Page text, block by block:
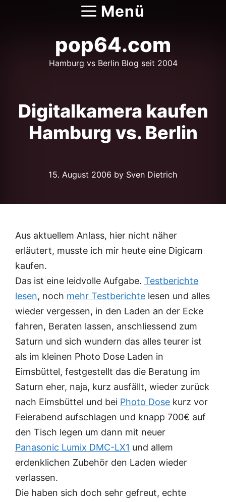
Menü
pop64.com
Hamburg vs Berlin Blog seit 2004
Digitalkamera kaufen
Hamburg vs. Berlin
15. August 2006 by Sven Dietrich
Aus aktuellem Anlass, hier nicht näher
erläutert, musste ich mir heute eine Digicam
kaufen.
Das ist eine leidvolle Aufgabe. Testberichte
lesen, noch mehr Testberichte lesen und alles
wieder vergessen, in den Laden an der Ecke
fahren, Beraten lassen, anschliessend zum
Saturn und sich wundern das alles teurer ist
als im kleinen Photo Dose Laden in
Eimsbüttel, festgestellt das die Beratung im
Saturn eher, naja, kurz ausfällt, wieder zurück
nach Eimsbüttel und bei Photo Dose kurz vor
Feierabend aufschlagen und knapp 700€ auf
den Tisch legen um dann mit neuer
Panasonic Lumix DMC-LX1 und allem
erdenklichen Zubehör den Laden wieder
verlassen.
Die haben sich doch sehr gefreut, echte